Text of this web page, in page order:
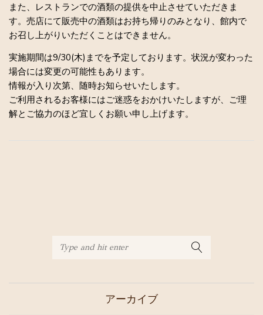
また、レストランでの酒類の提供を中止させていただきま
す。売店にて販売中の酒類はお持ち帰りのみとなり、館内で
お召し上がりいただくことはできません。
実施期間は9/30(木)までを予定しております。状況が変わった
場合には変更の可能性もあります。
情報が入り次第、随時お知らせいたします。
ご利用されるお客様にはご迷惑をおかけいたしますが、ご理
解とご協力のほど宜しくお願い申し上げます。
アーカイブ